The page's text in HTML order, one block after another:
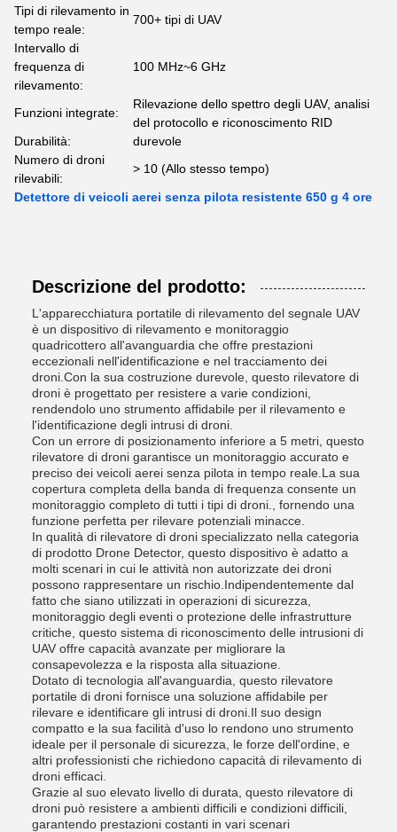
Tipi di rilevamento in
tempo reale:
700+ tipi di UAV
Intervallo di
frequenza di
rilevamento:
100 MHz~6 GHz
Funzioni integrate:
Rilevazione dello spettro degli UAV, analisi
del protocollo e riconoscimento RID
Durabilità:
durevole
Numero di droni
rilevabili:
> 10 (Allo stesso tempo)
Detettore di veicoli aerei senza pilota resistente 650 g 4 ore
Descrizione del prodotto:
L'apparecchiatura portatile di rilevamento del segnale UAV
è un dispositivo di rilevamento e monitoraggio
quadricottero all'avanguardia che offre prestazioni
eccezionali nell'identificazione e nel tracciamento dei
droni.Con la sua costruzione durevole, questo rilevatore di
droni è progettato per resistere a varie condizioni,
rendendolo uno strumento affidabile per il rilevamento e
l'identificazione degli intrusi di droni.
Con un errore di posizionamento inferiore a 5 metri, questo
rilevatore di droni garantisce un monitoraggio accurato e
preciso dei veicoli aerei senza pilota in tempo reale.La sua
copertura completa della banda di frequenza consente un
monitoraggio completo di tutti i tipi di droni., fornendo una
funzione perfetta per rilevare potenziali minacce.
In qualità di rilevatore di droni specializzato nella categoria
di prodotto Drone Detector, questo dispositivo è adatto a
molti scenari in cui le attività non autorizzate dei droni
possono rappresentare un rischio.Indipendentemente dal
fatto che siano utilizzati in operazioni di sicurezza,
monitoraggio degli eventi o protezione delle infrastrutture
critiche, questo sistema di riconoscimento delle intrusioni di
UAV offre capacità avanzate per migliorare la
consapevolezza e la risposta alla situazione.
Dotato di tecnologia all'avanguardia, questo rilevatore
portatile di droni fornisce una soluzione affidabile per
rilevare e identificare gli intrusi di droni.Il suo design
compatto e la sua facilità d'uso lo rendono uno strumento
ideale per il personale di sicurezza, le forze dell'ordine, e
altri professionisti che richiedono capacità di rilevamento di
droni efficaci.
Grazie al suo elevato livello di durata, questo rilevatore di
droni può resistere a ambienti difficili e condizioni difficili,
garantendo prestazioni costanti in vari scenari